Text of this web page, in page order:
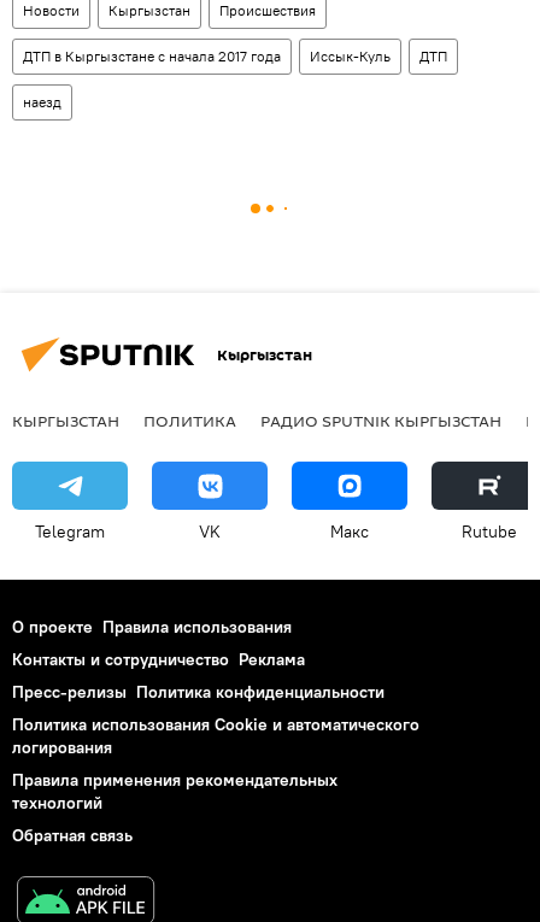
Новости Кыргызстан Происшествия
ДТП в Кыргызстане с начала 2017 года Иссык-Куль ДТП
наезд
Кыргызстан
КЫРГЫЗСТАН ПОЛИТИКА РАДИО SPUTNIK КЫРГЫЗСТАН
Telegram VK Макс Rutube
О проекте Правила использования
Контакты и сотрудничество Реклама
Пресс-релизы Политика конфиденциальности
Политика использования Cookie и автоматического
логирования
Правила применения рекомендательных
технологий
Обратная связь